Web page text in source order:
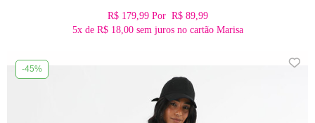
R$ 179,99 Por R$ 89,99
5xde R$ 18,00sem juros no cartão Marisa
-45%